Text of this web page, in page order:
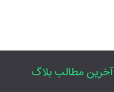
آخرین مطالب بلاگ